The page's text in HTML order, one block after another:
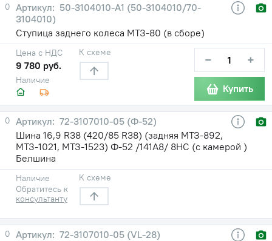
0
50-3104010-А1 (50-3104010/70-
3104010)
Ступица заднего колеса МТЗ-80 (в сборе)
Наличие
Цена с НДС
9 780 руб.
К схеме − +
Купить
0
72-3107010-05 (Ф-52)
Шина 16,9 R38 (420/85 R38) (задняя МТЗ-892,
МТЗ-1021, МТЗ-1523) Ф-52 /141A8/ 8НС (с камерой )
Белшина
Наличие
Обратитесь к
консультанту
К схеме
0
72-3107010-05 (VL-28)